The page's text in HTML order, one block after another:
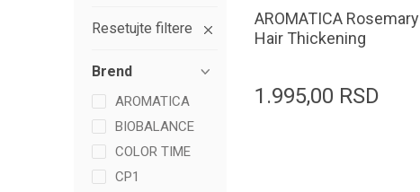
Resetujte filtere
Brend
AROMATICA
BIOBALANCE
COLOR TIME
CP1
AROMATICA Rosemary
Hair Thickening
1.995,00 RSD